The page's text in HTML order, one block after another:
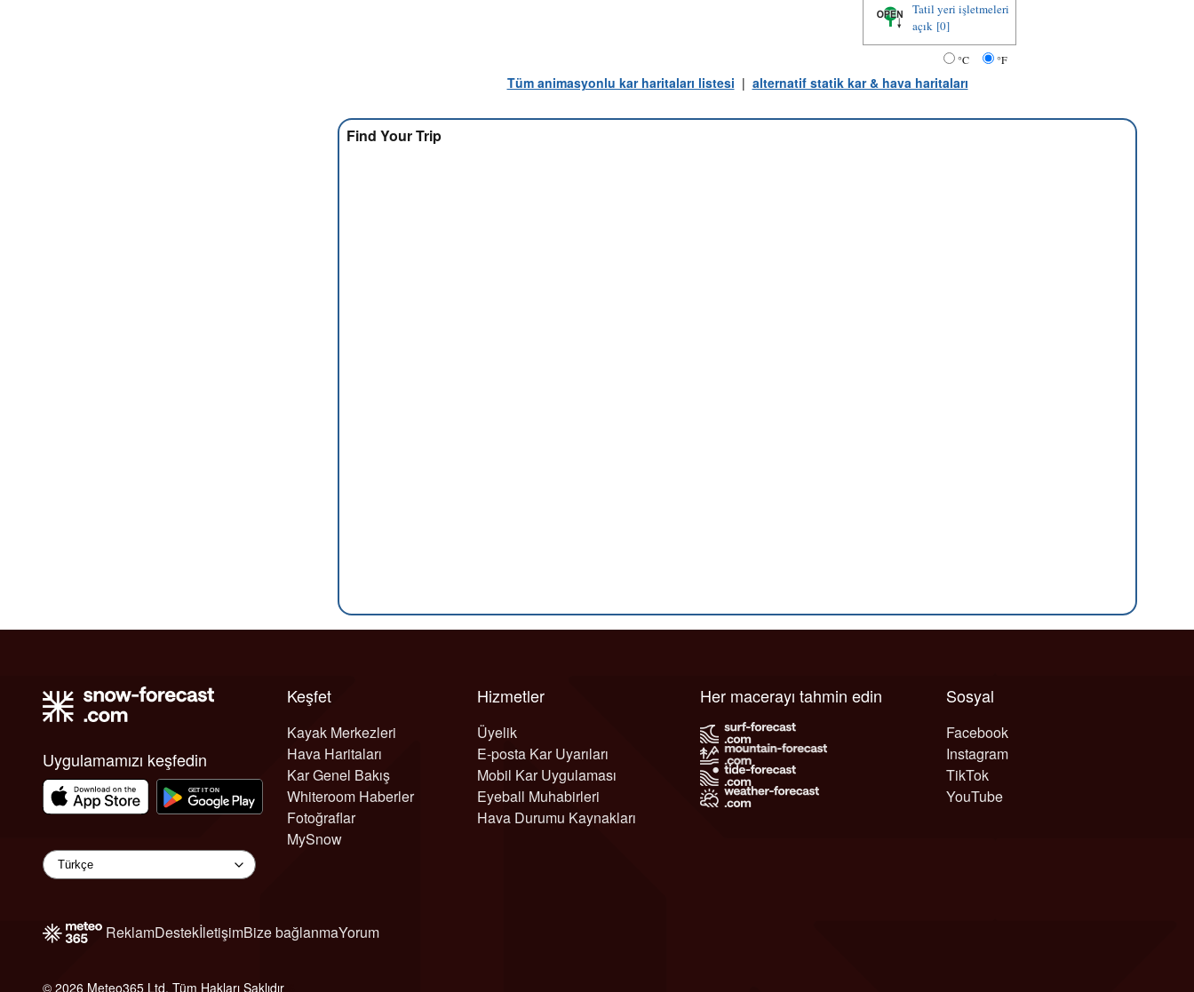
Tatil yeri işletmeleri
açık [0]
°C °F
Tüm animasyonlu kar haritaları listesi | alternatif statik kar & hava haritaları
Find Your Trip
Uygulamamızı keşfedin
Keşfet
Kayak Merkezleri
Hava Haritaları
Kar Genel Bakış
Whiteroom Haberler
Fotoğraflar
MySnow
Hizmetler
Üyelik
E-posta Kar Uyarıları
Mobil Kar Uygulaması
Eyeball Muhabirleri
Hava Durumu Kaynakları
Sosyal
Facebook
Instagram
TikTok
YouTube
Her macerayı tahmin edin
ReklamDestekİletişimBize bağlanmaYorum
© 2026 Meteo365 Ltd. Tüm Hakları Saklıdır